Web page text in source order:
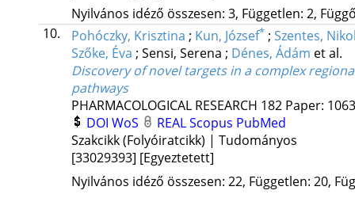
Nyilvános idéző összesen: 3, Független: 2,
10.
Pohóczky, Krisztina ; Kun, József* ; Szentes,
Szőke, Éva ; Sensi, Serena ; Dénes, Ádám et al.
Discovery of novel targets in a complex
pathways
PHARMACOLOGICAL RESEARCH 182 Paper:
DOI WoS REALScopus PubMed
Szakcikk (Folyóiratcikk) | Tudományos
[33029393] [Egyeztetett]
Nyilvános idéző összesen: 22, Független: 20,